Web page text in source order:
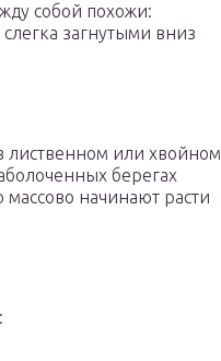
собой похожи:
загнутыми вниз
лиственном или хвойном
берегах
начинают расти